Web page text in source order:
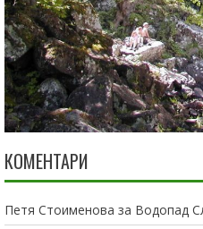
КОМЕНТАРИ
Петя Стоименова за Водопад